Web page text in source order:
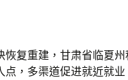
恢复重建，甘肃省临夏
点，多渠道促进就近就